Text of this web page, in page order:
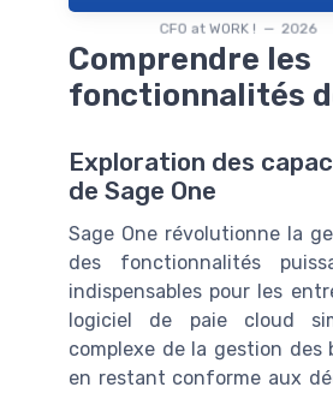
CFO at WORK ! — 2026
Comprendre les
fonctionnalités
Exploration des
de Sage One
Sage One révolutionne la
des fonctionnalités
indispensables pour les
logiciel de paie cloud
complexe de la gestion
en restant conforme aux